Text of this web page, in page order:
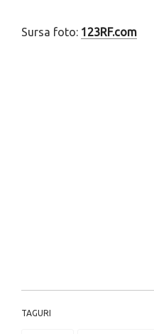
Sursa foto: 123RF.com
TAGURI